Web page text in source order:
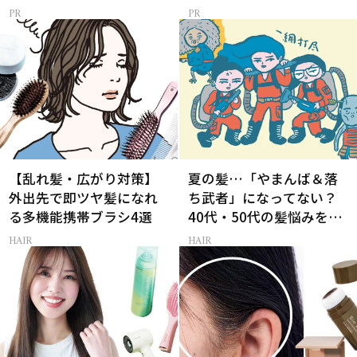
【乱れ髪・広がり対策】
外出先で即ツヤ髪になれ
る多機能携帯ブラシ4選
HAIR
夏の髪…「やまんば＆落
ち武者」になってない？
40代・50代の髪悩みをレ
スキューする裏ワザ
HAIR